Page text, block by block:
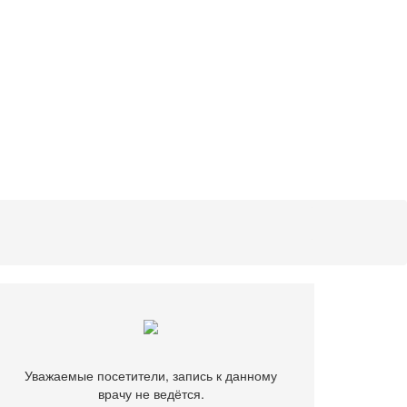
Уважаемые посетители, запись к данному
врачу не ведётся.